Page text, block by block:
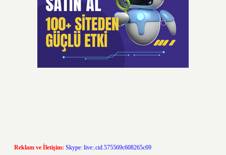
Reklam ve İletişim: Skype: live:.cid.575569c608265c69